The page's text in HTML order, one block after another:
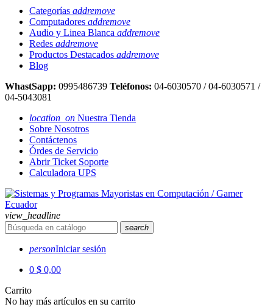
Categorías addremove
Computadores addremove
Audio y Linea Blanca addremove
Redes addremove
Productos Destacados addremove
Blog
WhastSapp: 0995486739 Teléfonos: 04-6030570 / 04-6030571 /
04-5043081
location_on Nuestra Tienda
Sobre Nosotros
Contáctenos
Órdes de Servicio
Abrir Ticket Soporte
Calculadora UPS
view_headline
search
personIniciar sesión
0 $ 0,00
Carrito
No hay más artículos en su carrito